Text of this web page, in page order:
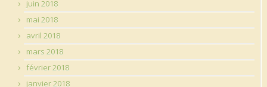
juin 2018
mai 2018
avril 2018
mars 2018
février 2018
janvier 2018